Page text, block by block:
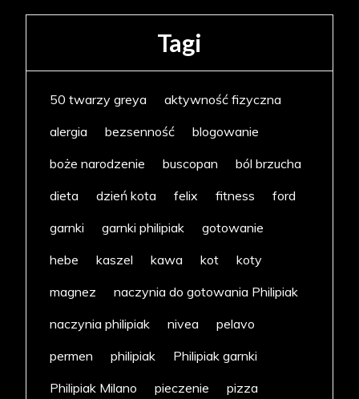
Tagi
50 twarzy greya
aktywność fizyczna
alergia
bezsenność
blogowanie
boże narodzenie
buscopan
ból brzucha
dieta
dzień kota felix fitness
ford
garnki
garnki philipiak
gotowanie
hebe
kaszel kawa kot
koty
magnez
naczynia do gotowania Philipiak
naczynia philipiak
nivea
pelavo
permen
philipiak
Philipiak garnki
Philipiak Milano
pieczenie pizza